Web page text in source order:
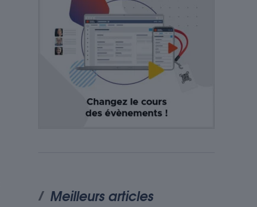
Meilleurs articles